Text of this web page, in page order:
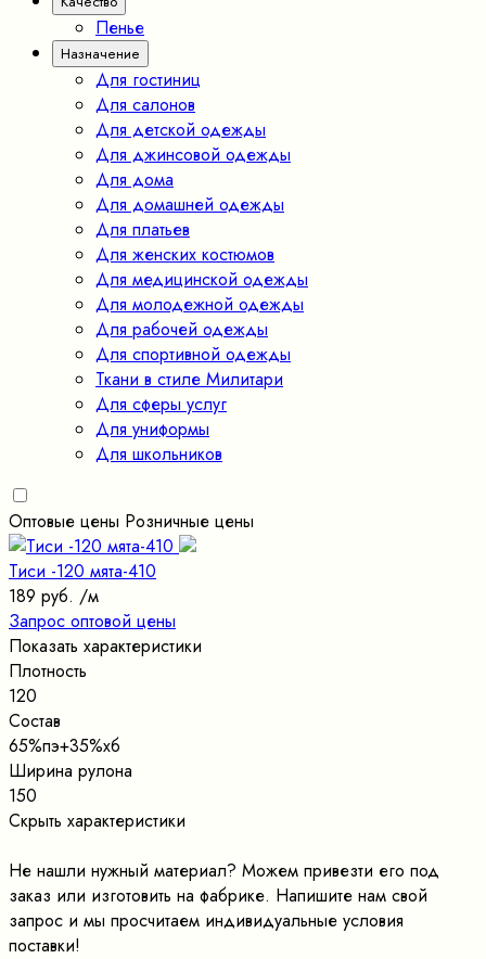
Пенье
Назначение
Для гостиниц
Для салонов
Для детской одежды
Для джинсовой одежды
Для дома
Для домашней одежды
Для платьев
Для женских костюмов
Для медицинской одежды
Для молодежной одежды
Для рабочей одежды
Для спортивной одежды
Ткани в стиле Милитари
Для сферы услуг
Для униформы
Для школьников
Оптовые цены Розничные цены
Тиси -120 мята-410
189 руб. /м
Запрос оптовой цены
Показать характеристики
Плотность
120
Состав
65%пэ+35%хб
Ширина рулона
150
Скрыть характеристики
Не нашли нужный материал? Можем привезти его под
заказ или изготовить на фабрике. Напишите нам свой
запрос и мы просчитаем индивидуальные условия
поставки!